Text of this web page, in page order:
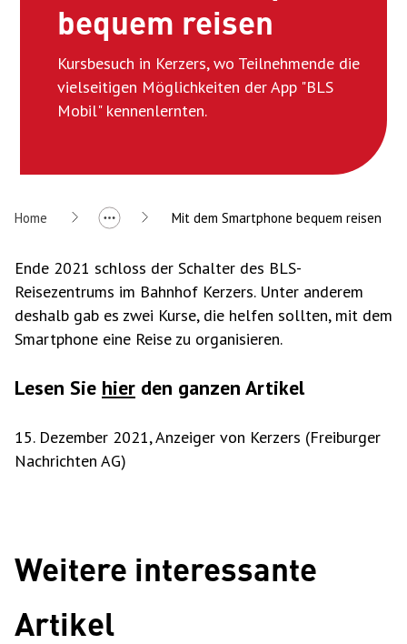
bequem reisen
Kursbesuch in Kerzers, wo Teilnehmende die
vielseitigen Möglichkeiten der App "BLS
Mobil" kennenlernten.
Home Mit dem Smartphone bequem reisen
Ende 2021 schloss der Schalter des BLS-
Reisezentrums im Bahnhof Kerzers. Unter anderem
deshalb gab es zwei Kurse, die helfen sollten, mit dem
Smartphone eine Reise zu organisieren.
Lesen Sie hier den ganzen Artikel
15. Dezember 2021, Anzeiger von Kerzers (Freiburger
Nachrichten AG)
Weitere interessante
Artikel